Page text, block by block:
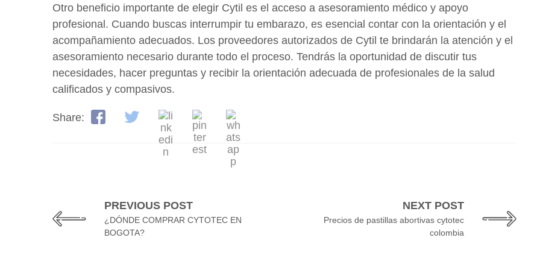
Otro beneficio importante de elegir Cytil es el acceso a asesoramiento médico y apoyo
profesional. Cuando buscas interrumpir tu embarazo, es esencial contar con la orientación y el
acompañamiento adecuados. Los proveedores autorizados de Cytil te brindarán la atención y el
asesoramiento necesario durante todo el proceso. Tendrás la oportunidad de discutir tus
necesidades, hacer preguntas y recibir la orientación adecuada de profesionales de la salud
calificados y compasivos.
Share:
PREVIOUS POST
¿DÓNDE COMPRAR CYTOTEC EN
BOGOTA?
NEXT POST
Precios de pastillas abortivas cytotec
colombia
3204496569
Dónde comprar Cytotec en Bogotá. WhatsApp Disponible 24/7
Cytotec Bogotá,